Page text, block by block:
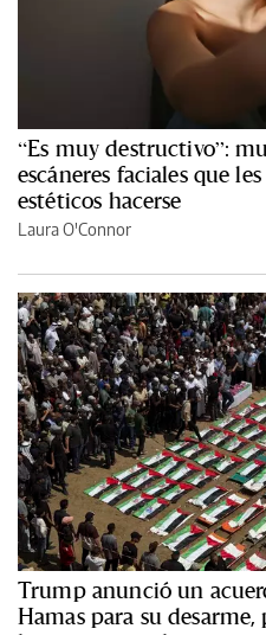
“Es muy destructivo”:
escáneres faciales que
estéticos hacerse
Laura O'Connor
Trump anunció un
Hamas para su